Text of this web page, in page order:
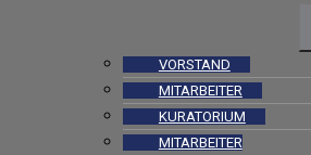
VORSTAND
MITARBEITER
KURATORIUM
MITARBEITER